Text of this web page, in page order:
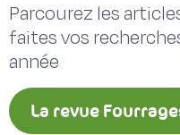
Parcourez les
faites vos
année
La revue